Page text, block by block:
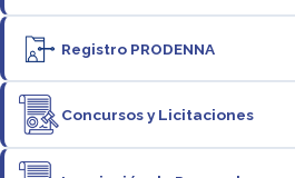
Registro PRODENNA
Concursos y Licitaciones